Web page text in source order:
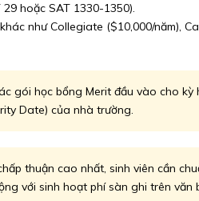
hoặc SAT 1330-1350).
như Collegiate ($10,000/năm),
gói học bổng Merit đầu vào cho
Date) của nhà trường.
thuận cao nhất, sinh viên cần
với sinh hoạt phí sàn ghi trên văn